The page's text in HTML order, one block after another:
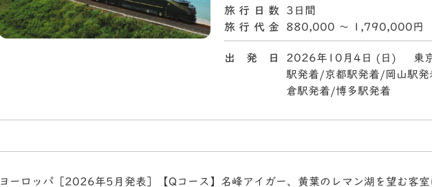
旅行日数
3日間
旅行代金
880,000 〜 1,790,000円
出 発 日
2026年10月4日 (日) 東京
駅発着/京都駅発着/岡山駅
倉駅発着/博多駅発着
ヨーロッパ［2026年5月発表］【Qコース】名峰アイガー、黄葉のレマン湖を望む客